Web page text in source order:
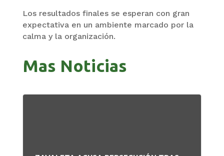
Los resultados finales se esperan con gran
expectativa en un ambiente marcado por la
calma y la organización.
Mas Noticias